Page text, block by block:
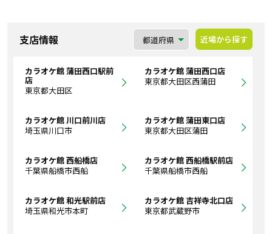
支店情報 近場から探す
カラオケ館 蒲田西口駅前
店
東京都大田区
カラオケ館 蒲田西口店
東京都大田区西蒲田
カラオケ館 川口前川店
埼玉県川口市
カラオケ館 蒲田東口店
東京都大田区蒲田
カラオケ館 西船橋店
千葉県船橋市西船
カラオケ館 西船橋駅前店
千葉県船橋市西船
カラオケ館 和光駅前店
埼玉県和光市本町
カラオケ館 吉祥寺北口店
東京都武蔵野市